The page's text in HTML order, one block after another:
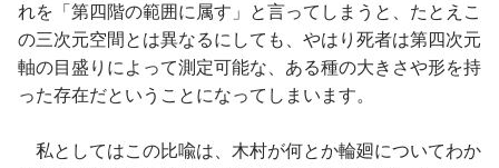
れを「第四階の範囲に属す」と言ってしまうと、たとえこ
の三次元空間とは異なるにしても、やはり死者は第四次元
軸の目盛りによって測定可能な、ある種の大きさや形を持
った存在だということになってしまいます。
私としてはこの比喩は、木村が何とか輪廻についてわか